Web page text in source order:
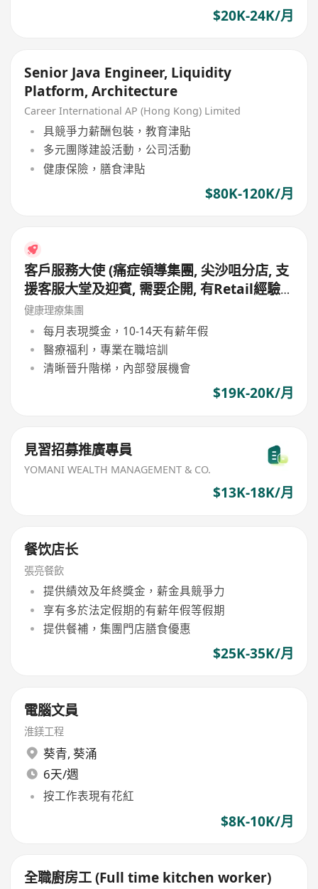
$20K-24K/月
Senior Java Engineer, Liquidity
Platform, Architecture
Career International AP (Hong Kong) Limited
具競爭力薪酬包裝，教育津貼
多元團隊建設活動，公司活動
健康保險，膳食津貼
$80K-120K/月
客戶服務大使 (痛症領導集團, 尖沙咀分店, 支
援客服大堂及迎賓, 需要企開, 有Retail經驗
更好, 月薪19,000 - 20,000, 無需銷售)
健康理療集團
每月表現獎金，10-14天有薪年假
醫療福利，專業在職培訓
清晰晉升階梯，內部發展機會
$19K-20K/月
見習招募推廣專員
YOMANI WEALTH MANAGEMENT & CO.
$13K-18K/月
餐饮店长
張亮餐飲
提供績效及年終獎金，薪金具競爭力
享有多於法定假期的有薪年假等假期
提供餐補，集團門店膳食優惠
$25K-35K/月
電腦文員
淮鎂工程
葵青, 葵涌
6天/週
按工作表現有花紅
$8K-10K/月
全職廚房工 (Full time kitchen worker)